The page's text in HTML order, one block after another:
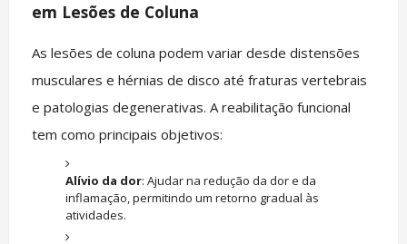
em Lesões de Coluna
As lesões de coluna podem variar desde distensões
musculares e hérnias de disco até fraturas vertebrais
e patologias degenerativas. A reabilitação funcional
tem como principais objetivos:
Alívio da dor: Ajudar na redução da dor e da
inflamação, permitindo um retorno gradual às
atividades.